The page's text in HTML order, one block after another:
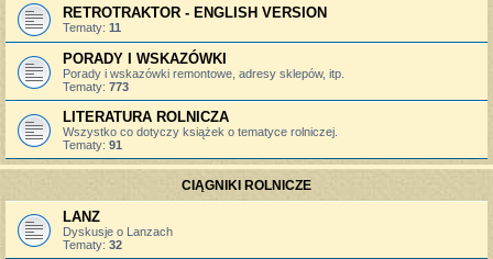
RETROTRAKTOR - ENGLISH VERSION
Tematy: 11
PORADY I WSKAZÓWKI
Porady i wskazówki remontowe, adresy sklepów, itp.
Tematy: 773
LITERATURA ROLNICZA
Wszystko co dotyczy książek o tematyce rolniczej.
Tematy: 91
CIĄGNIKI ROLNICZE
LANZ
Dyskusje o Lanzach
Tematy: 32